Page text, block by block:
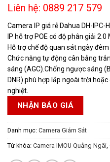
Liên hệ: 0889 217 579
Camera IP giá rẻ Dahua DH-
IP hỗ trợ POE có độ phân giải
Hỗ trợ chế độ quan sát ngày
Chức năng tự động cân bằng
sáng (AGC).Chống ngược sáng
DNR) phù hợp lắp ngoài trời
nghiệt.
NHẬN BÁO GIÁ
Danh mục: Camera Giám Sát
Từ khóa: Camera IMOU Quảng Ngãi,